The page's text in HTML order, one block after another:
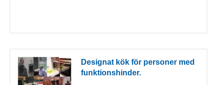
Designat kök för personer med
funktionshinder.